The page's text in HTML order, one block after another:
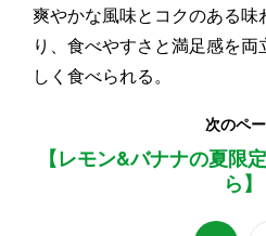
爽やかな風味とコクのある
り、食べやすさと満足感を
しく食べられる。
次のペ
【レモン&バナナの夏限
ら】